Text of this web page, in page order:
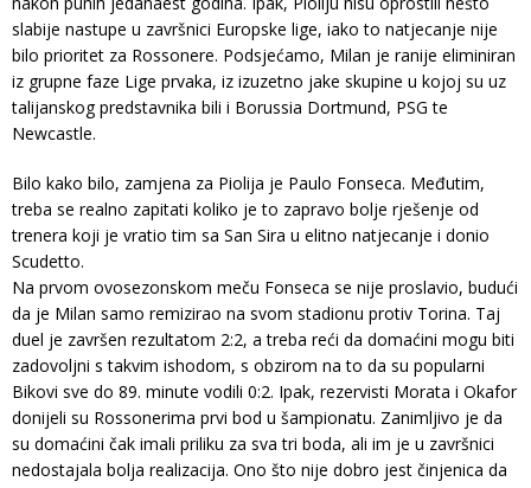
slabije nastupe u završnici Europske lige, iako to natjecanje nije
bilo prioritet za Rossonere. Podsjećamo, Milan je ranije eliminiran
iz grupne faze Lige prvaka, iz izuzetno jake skupine u kojoj su uz
talijanskog predstavnika bili i Borussia Dortmund, PSG te
Newcastle.
Bilo kako bilo, zamjena za Piolija je Paulo Fonseca. Međutim,
treba se realno zapitati koliko je to zapravo bolje rješenje od
trenera koji je vratio tim sa San Sira u elitno natjecanje i donio
Scudetto.
Na prvom ovosezonskom meču Fonseca se nije proslavio, budući
da je Milan samo remizirao na svom stadionu protiv Torina. Taj
duel je završen rezultatom 2:2, a treba reći da domaćini mogu biti
zadovoljni s takvim ishodom, s obzirom na to da su popularni
Bikovi sve do 89. minute vodili 0:2. Ipak, rezervisti Morata i Okafor
donijeli su Rossonerima prvi bod u šampionatu. Zanimljivo je da
su domaćini čak imali priliku za sva tri boda, ali im je u završnici
nedostajala bolja realizacija. Ono što nije dobro jest činjenica da